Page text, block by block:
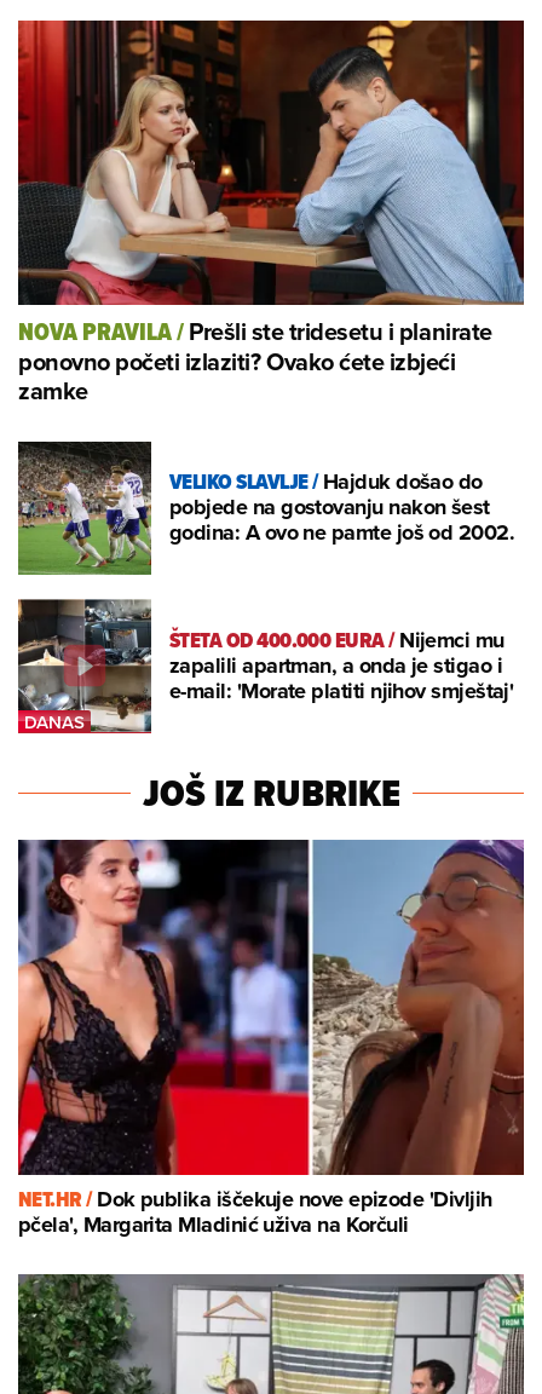
NOVA PRAVILA/Prešli ste tridesetu i planirate
ponovno početi izlaziti? Ovako ćete izbjeći
zamke
VELIKO SLAVLJE/Hajduk došao do
pobjede na gostovanju nakon šest
godina: A ovo ne pamte još od 2002.
ŠTETA OD 400.000 EURA/Nijemci mu
zapalili apartman, a onda je stigao i
e-mail: 'Morate platiti njihov smještaj'
JOŠ IZ RUBRIKE
NET.HR /Dok publika iščekuje nove epizode 'Divljih
pčela', Margarita Mladinić uživa na Korčuli